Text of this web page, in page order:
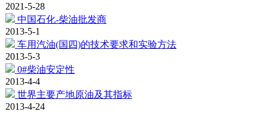
2021-5-28
中国石化-柴油批发商
2013-5-1
车用汽油(国四)的技术要求和实验方法
2013-5-3
0#柴油安定性
2013-4-4
世界主要产地原油及其指标
2013-4-24